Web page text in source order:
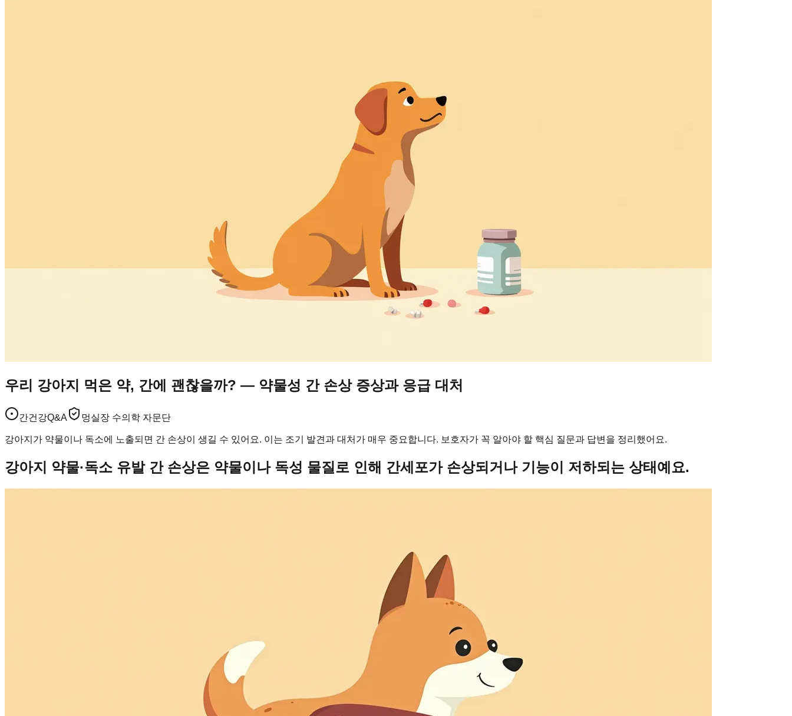
우리 강아지 먹은 약, 간에 괜찮을까? — 약물성 간 손상 증상과 응급 대처
간건강Q&A 멍실장 수의학 자문단
강아지가 약물이나 독소에 노출되면 간 손상이 생길 수 있어요. 이는 조기 발견과 대처가 매우 중요합니다. 보호자가 꼭 알아야 할 핵심 질문과 답변을 정리했어요.
강아지 약물·독소 유발 간 손상은 약물이나 독성 물질로 인해 간세포가 손상되거나 기능이 저하되는 상태예요.